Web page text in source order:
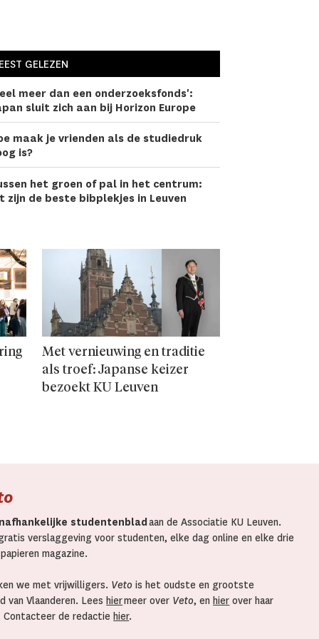
GELEZEN
meer dan een onderzoeks­fonds':
sluit zich aan bij Horizon Europe
maak je vrienden als de studiedruk
is?
het groen of pal in het centrum:
zijn de beste bibplekjes in Leuven
Met vernieuwing en traditie
als troef: Japanse keizer
bezoekt KU Leuven
studentenbladaan de Associatie KU Leuven.
verslaggeving voor studenten, elke dag online en elke drie
magazine.
we met vrijwilligers. Veto is het oudste en grootste
van Vlaanderen. Leeshiermeer over Veto, enhier over haar
Contacteer de redactiehier.